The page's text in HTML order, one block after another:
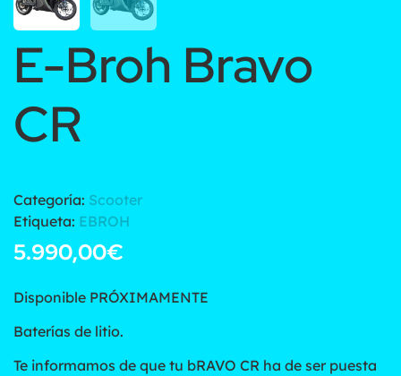
E-Broh Bravo
CR
Categoría: Scooter
Etiqueta: EBROH
5.990,00€
Disponible PRÓXIMAMENTE
Baterías de litio.
Te informamos de que tu bRAVO CR ha de ser puesta